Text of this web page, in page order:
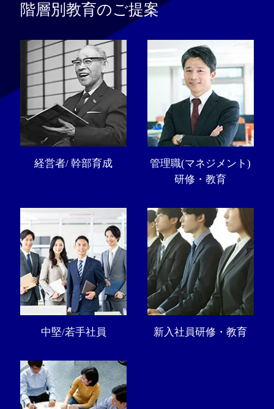
階層別教育のご提案
経営者/ 幹部育成
管理職(マネジメント)
研修・教育
中堅/若手社員 新入社員研修・教育